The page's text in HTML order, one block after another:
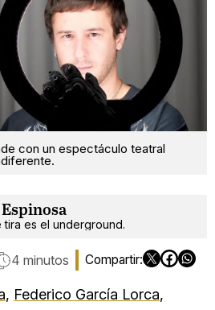
con un espectáculo teatral
tira es el underground.
4 minutos
, Federico García Lorca,